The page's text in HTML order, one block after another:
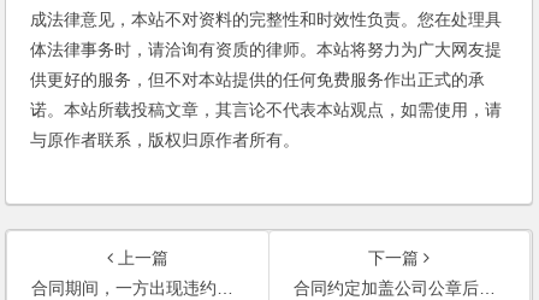
成法律意见，本站不对资料的完整性和时效性负责。您在处理具
体法律事务时，请洽询有资质的律师。本站将努力为广大网友提
供更好的服务，但不对本站提供的任何免费服务作出正式的承
诺。本站所载投稿文章，其言论不代表本站观点，如需使用，请
与原作者联系，版权归原作者所有。
上一篇
合同期间，一方出现违约，另一方能否解除合同吗？
下一篇
合同约定加盖公司公章后合同生效，结果盖的是合同专用章而非公章，该合同是否生效？